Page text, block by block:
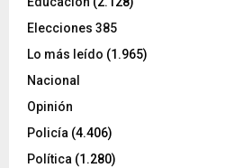
Elecciones 385
Lo más leído (1.965)
Nacional
Opinión
Policía (4.406)
Política (1.280)